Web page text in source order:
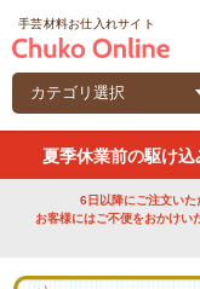
手芸材料お仕入れサイト
夏季休業前の駆け込
6日以降にご注文いた
お客様にはご不便をおかけい